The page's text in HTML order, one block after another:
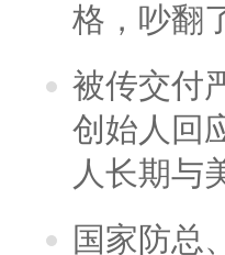
格，吵翻
被传交付
创始人回
人长期与
国家防总